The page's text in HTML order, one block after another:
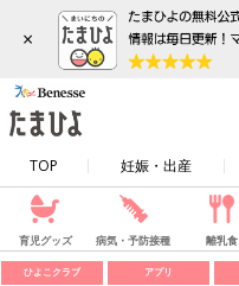
×
TOP 妊娠・出産
育児グッズ 病気・予防接種 離乳食
ひよこクラブ アプリ